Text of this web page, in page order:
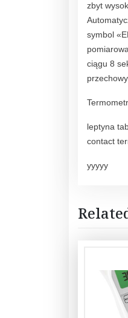
zbyt
symbol
ciągu 8
leptyna
contact
yyyyy